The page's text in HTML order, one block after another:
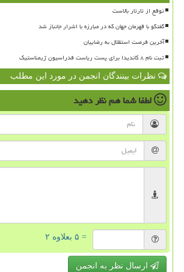
توقع از تارتار بالاست
گفتگو با قهرمان جهان که در مبارزه با اشرار جانباز شد
آخرین فرصت استقلال به رضاییان
ثبت نام ۸ کاندیدا برای پست ریاست فدراسیون ژیمناستیک
نظرات بینندگان انجمن در مورد این مطلب
لطفا شما همنظر دهید
= ۵ بعلاوه ۲
ارسال نظر به انجمن